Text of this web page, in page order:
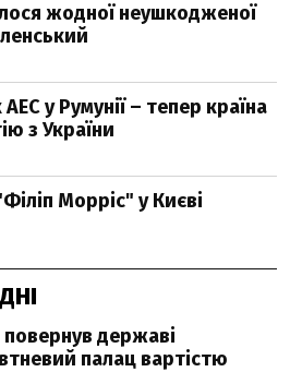
жодної неушкодженої
у Румунії – тепер країна
з України
Морріс" у Києві
повернув державі
палац вартістю